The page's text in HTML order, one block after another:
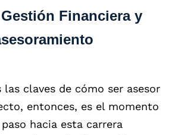
Gestión Financiera y
las claves de cómo ser asesor
entonces, es el momento
hacia esta carrera